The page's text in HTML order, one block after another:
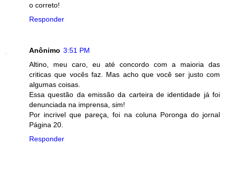
o correto!
Responder
Anônimo 3:51 PM
Altino, meu caro, eu até concordo com a maioria das
criticas que vocês faz. Mas acho que você ser justo com
algumas coisas.
Essa questão da emissão da carteira de identidade já foi
denunciada na imprensa, sim!
Por incrivel que pareça, foi na coluna Poronga do jornal
Página 20.
Responder